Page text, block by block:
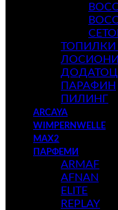
ТОПИЛКИ
ЛОСИОНИ
ПАРАФИН
ПИЛИНГ
ARCAYA
WIMPERNWELLE
MAX2
ПАРФЕМИ
ARMAF
AFNAN
ELITE
REPLAY